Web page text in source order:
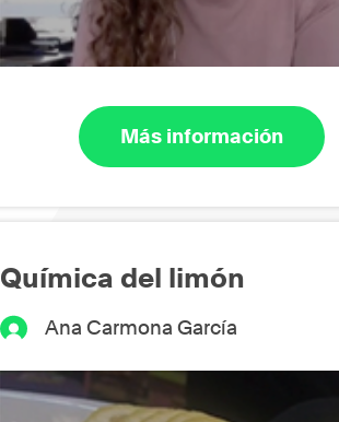
Más información
Química del limón
Ana Carmona García